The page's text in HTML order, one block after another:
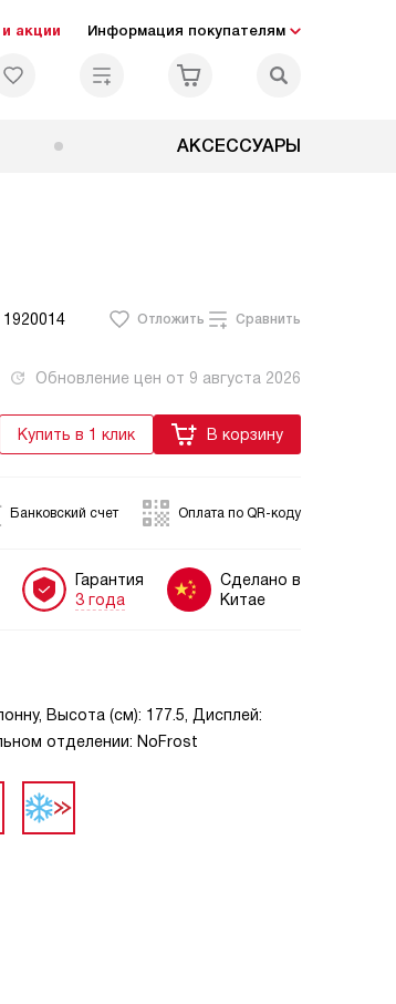
акции Информация покупателям
АКСЕССУАРЫ
1920014 Отложить Сравнить
Обновление цен от 9 августа 2026
Купить в 1 клик В корзину
Банковский счет Оплата по QR-коду
Гарантия
3 года
Сделано в
Китае
Высота (см): 177.5, Дисплей:
отделении: NoFrost